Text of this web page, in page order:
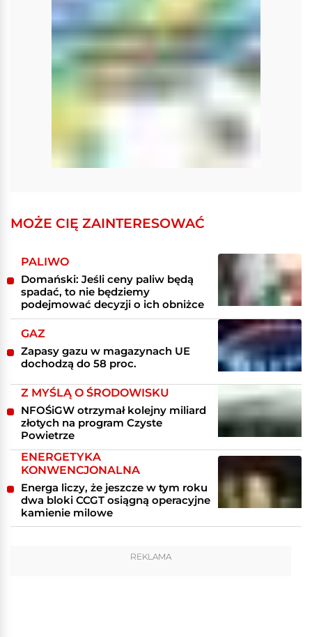
MOŻE CIĘ ZAINTERESOWAĆ
PALIWO
Domański: Jeśli ceny paliw będą
spadać, to nie będziemy
podejmować decyzji o ich obniżce
GAZ
Zapasy gazu w magazynach UE
dochodzą do 58 proc.
Z MYŚLĄ O ŚRODOWISKU
NFOŚiGW otrzymał kolejny miliard
złotych na program Czyste
Powietrze
ENERGETYKA
KONWENCJONALNA
Energa liczy, że jeszcze w tym roku
dwa bloki CCGT osiągną operacyjne
kamienie milowe
REKLAMA